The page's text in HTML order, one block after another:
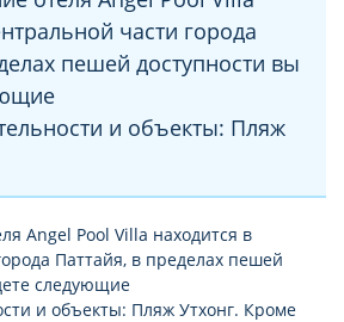
части города
пешей доступности вы
и объекты: Пляж
Angel Pool Villa находится в
Паттайя, в пределах пешей
следующие
и объекты: Пляж Утхонг. Кроме